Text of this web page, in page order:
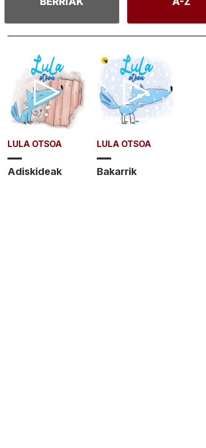
LULA OTSOA
Adiskideak
LULA OTSOA
Bakarrik